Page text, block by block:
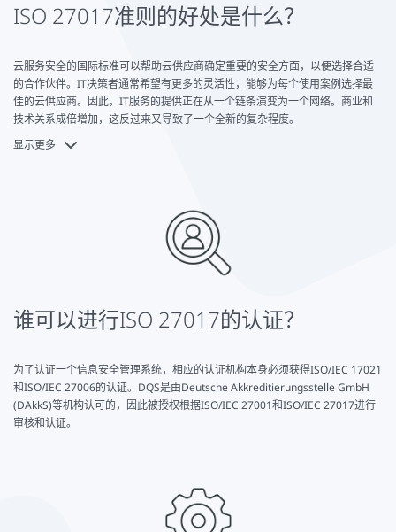
13 通信安全
15 供应商关系
16 信息安全事件的处理
17 业务连续性管理的信息安全方面
附件B 云计算背景下的信息安全风险参考文献
ISO网站上获得。
ISO 27017准则的好处是什么？
云服务安全的国际标准可以帮助云供应商确定重要的安全方面，以便选择合适
的合作伙伴。IT决策者通常希望有更多的灵活性，能够为每个使用案例选择最
佳的云供应商。因此，IT服务的提供正在从一个链条演变为一个网络。商业和
技术关系成倍增加，这反过来又导致了一个全新的复杂程度。
ISO 27017:2015通过分析网格和有针对性的信息交流，规范了云客户和云服务
显示更多
谁可以进行ISO 27017的认证？
为了认证一个信息安全管理系统，相应的认证机构本身必须获得ISO/IEC 17021
和ISO/IEC 27006的认证。DQS是由Deutsche Akkreditierungsstelle GmbH
(DAkkS)等机构认可的，因此被授权根据ISO/IEC 27001和ISO/IEC 27017进行
审核和认证。